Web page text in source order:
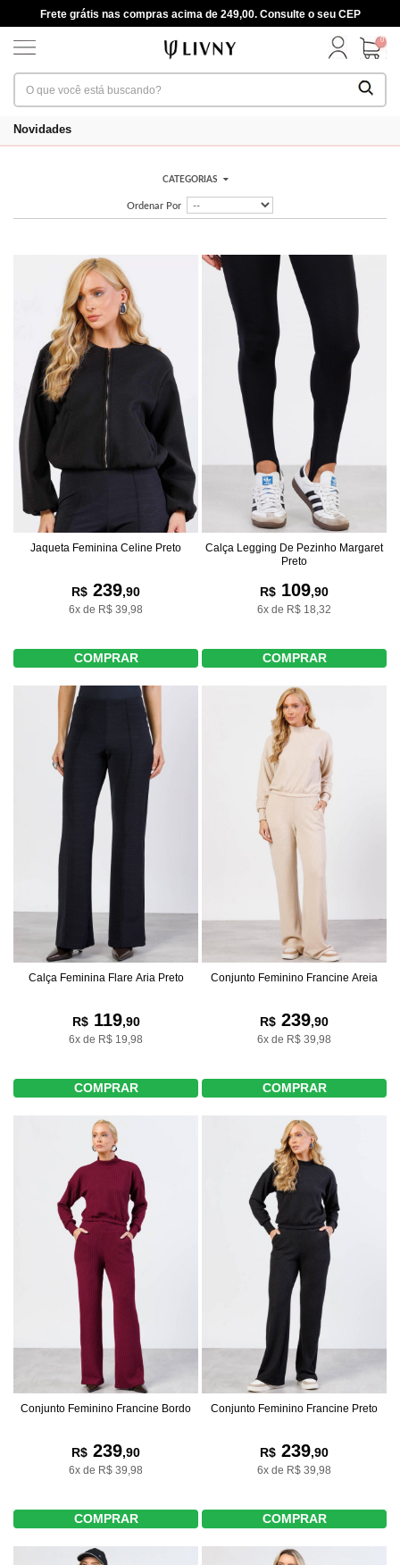
Frete grátis nas compras acima de 249,00. Consulte o seu CEP
0
Novidades
CATEGORIAS
Ordenar Por
Jaqueta Feminina Celine Preto
R$ 239,90
6x de R$ 39,98
COMPRAR
Calça Legging De Pezinho Margaret
Preto
R$ 109,90
6x de R$ 18,32
COMPRAR
Calça Feminina Flare Aria Preto
R$119,90
6x de R$ 19,98
COMPRAR
Conjunto Feminino Francine Areia
R$ 239,90
6x de R$ 39,98
COMPRAR
Conjunto Feminino Francine Bordo
R$ 239,90
6x de R$ 39,98
COMPRAR
Conjunto Feminino Francine Preto
R$ 239,90
6x de R$ 39,98
COMPRAR